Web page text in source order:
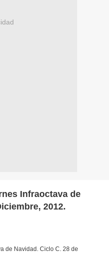
Infraoctava de
2012.
de Navidad. Ciclo C. 28 de